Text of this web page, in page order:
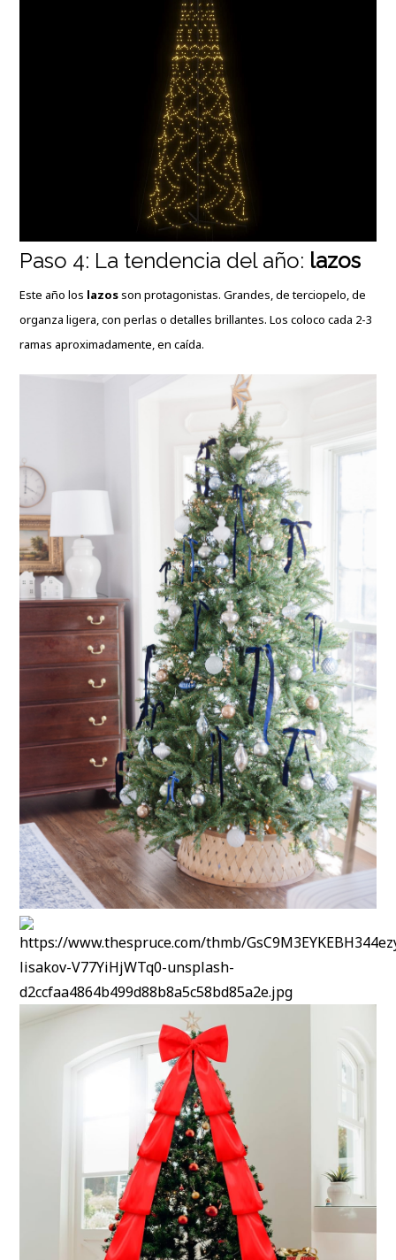
Paso 4: La tendencia del año: lazos
Este año los lazosson protagonistas. Grandes, de terciopelo, de
organza ligera, con perlas o detalles brillantes. Los coloco cada 2-3
ramas aproximadamente, en caída.